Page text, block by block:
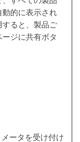
的に表示され
すると、製品ご
ジに共有ボタ
ータを受け付け